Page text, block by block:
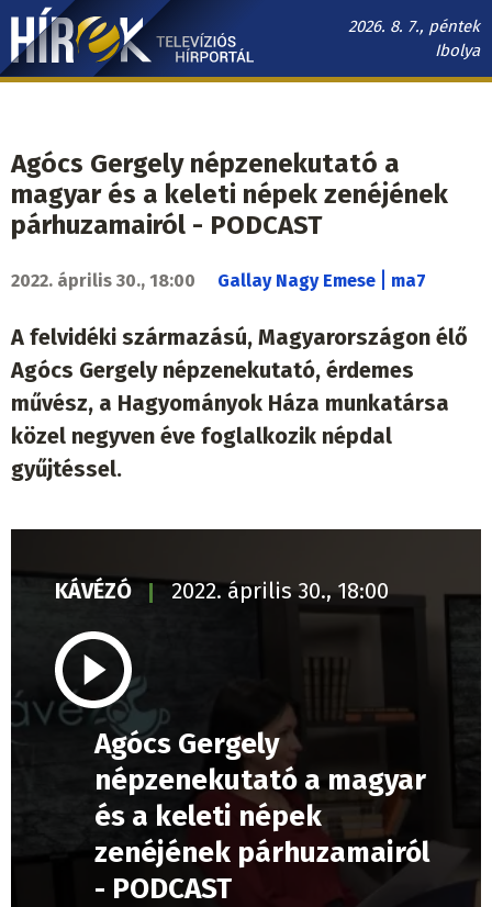
Ugrás
tartalomra
2026. 8. 7., péntek
Ibolya
Hírek.sk
Agócs Gergely népzenekutató a
magyar és a keleti népek zenéjének
párhuzamairól - PODCAST
2022. április 30., 18:00 Gallay Nagy Emese ma7
A felvidéki származású, Magyarországon élő
Agócs Gergely népzenekutató, érdemes
művész, a Hagyományok Háza munkatársa
közel negyven éve foglalkozik népdal
gyűjtéssel.
KÁVÉZÓ 2022. április 30., 18:00
Agócs Gergely
népzenekutató a magyar
és a keleti népek
zenéjének párhuzamairól
- PODCAST